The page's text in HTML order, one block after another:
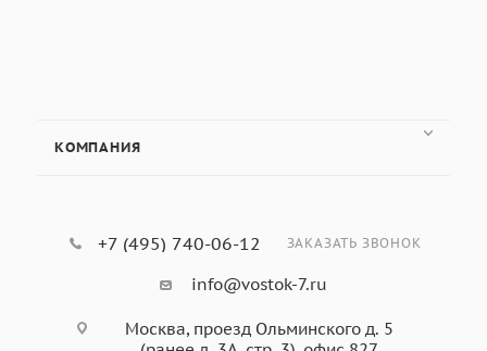
КОМПАНИЯ
+7 (495) 740-06-12 ЗАКАЗАТЬ ЗВОНОК
info@vostok-7.ru
Москва, проезд Ольминского д. 5